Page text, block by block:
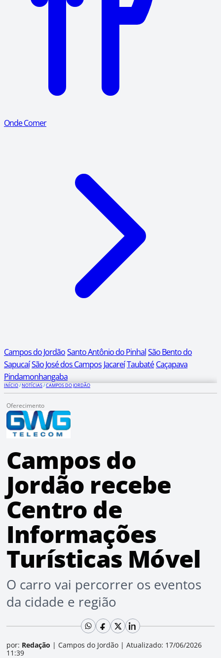
Onde Comer
Campos do JordãoSanto Antônio do PinhalSão Bento do
SapucaíSão José dos Campos JacareíTaubaté Caçapava
Pindamonhangaba
INÍCIO/NOTÍCIAS/CAMPOS DO JORDÃO
Oferecimento
Campos do
Jordão recebe
Centro de
Informações
Turísticas Móvel
O carro vai percorrer os eventos
da cidade e região
por: Redação | Campos do Jordão | Atualizado: 17/06/2026
11:39